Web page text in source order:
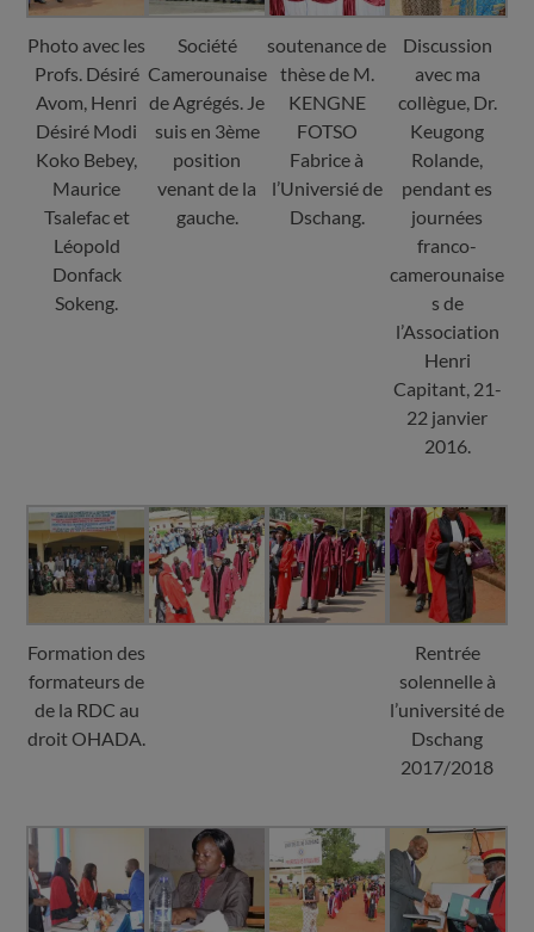
Photo avec les
Profs. Désiré
Avom, Henri
Désiré Modi
Koko Bebey,
Maurice
Tsalefac et
Léopold
Donfack
Sokeng.
Société
Camerounaise
de Agrégés. Je
suis en 3ème
position
venant de la
gauche.
soutenance de
thèse de M.
KENGNE
FOTSO
Fabrice à
l’Universié de
Dschang.
Discussion
avec ma
collègue, Dr.
Keugong
Rolande,
pendant es
journées
franco-
camerounaise
s de
l’Association
Henri
Capitant, 21-
22 janvier
2016.
Formation des
formateurs de
de la RDC au
droit OHADA.
Rentrée
solennelle à
l’université de
Dschang
2017/2018